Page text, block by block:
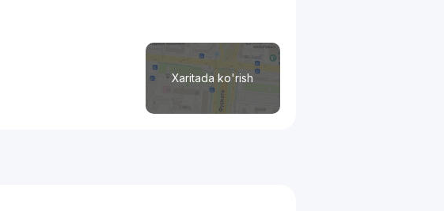
Xaritada ko'rish